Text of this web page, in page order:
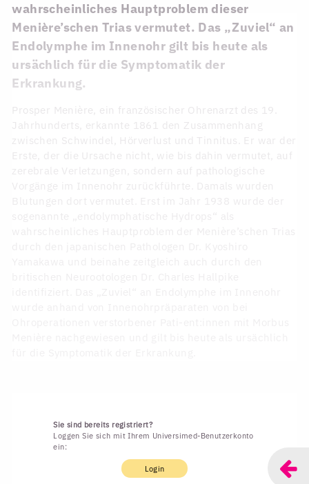
wahrscheinliches Hauptproblem dieser
Menière’schen Trias vermutet. Das „Zuviel“ an
Endolymphe im Innenohr gilt bis heute als
ursächlich für die Symptomatik der
Erkrankung.
Prosper Menière, ein französischer Ohrenarzt des 19.
Jahrhunderts, erkannte 1861 den Zusammenhang
zwischen Schwindel, Hörverlust und Tinnitus. Er war der
Erste, der die Ursache nicht, wie bis dahin vermutet, auf
Sie sind bereits registriert?
Loggen Sie sich mit Ihrem Universimed-Benutzerkonto
ein:
Login